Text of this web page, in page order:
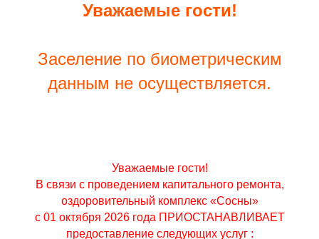
Уважаемые гости!
Заселение по биометрическим
данным не осуществляется.
Уважаемые гости!
В связи с проведением капитального ремонта,
оздоровительный комплекс «Сосны»
с 01 октября 2026 года ПРИОСТАНАВЛИВАЕТ
предоставление следующих услуг :